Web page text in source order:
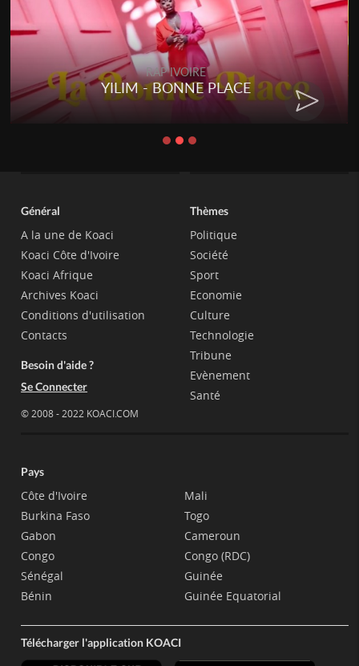
RAP IVOIRE
YILIM - BONNE PLACE
Général
A la une de Koaci
Koaci Côte d'Ivoire
Koaci Afrique
Archives Koaci
Conditions d'utilisation
Contacts
Besoin d'aide ?
Se Connecter
© 2008 - 2022 KOACI.COM
Thèmes
Politique
Société
Sport
Economie
Culture
Technologie
Tribune
Evènement
Santé
Pays
Côte d'Ivoire
Burkina Faso
Gabon
Congo
Sénégal
Bénin
Mali
Togo
Cameroun
Congo (RDC)
Guinée
Guinée Equatorial
Télécharger l'application KOACI